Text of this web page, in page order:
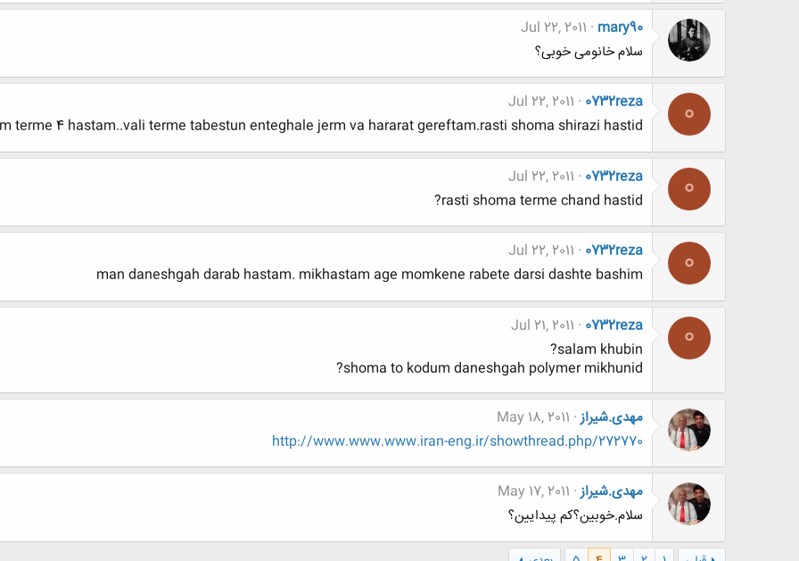
mary90
Jul 22, 2011
سلام خانومی خوبی؟
0
0732reza
Jul 22, 2011
terme 4 hastam..vali terme tabestun enteghale jerm va hararat gereftam.rasti shoma shirazi hastid?
0
0732reza
Jul 22, 2011
rasti shoma terme chand hastid?
0
0732reza
Jul 22, 2011
man daneshgah darab hastam. mikhastam age momkene rabete darsi dashte bashim
0
0732reza
Jul 21, 2011
salam khubin?
shoma to kodum daneshgah polymer mikhunid?
مهدی.شیراز May 18, 2011
http://www.www.www.iran-eng.ir/showthread.php/272770
مهدی.شیراز May 17, 2011
سلام.خوبین؟کم پیدایین؟